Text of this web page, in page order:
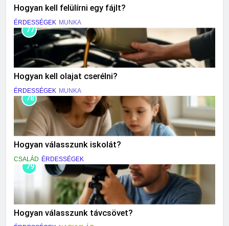
Hogyan kell felülírni egy fájlt?
ÉRDESSÉGEK MUNKA
77
Hogyan kell olajat cserélni?
ÉRDESSÉGEK MUNKA
78
Hogyan válasszunk iskolát?
CSALÁD ÉRDESSÉGEK
79
Hogyan válasszunk távcsövet?